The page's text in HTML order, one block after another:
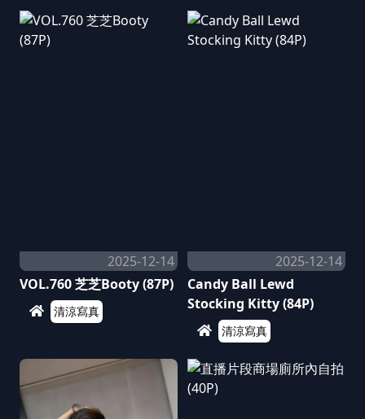
2025-12-14
VOL.760 芝芝Booty (87P)
清涼寫真
2025-12-14
Candy Ball Lewd
Stocking Kitty (84P)
清涼寫真